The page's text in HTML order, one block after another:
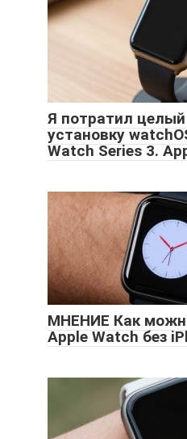
Я потратил
установку
Watch Series 3.
МНЕНИЕ Как
Apple Watch без